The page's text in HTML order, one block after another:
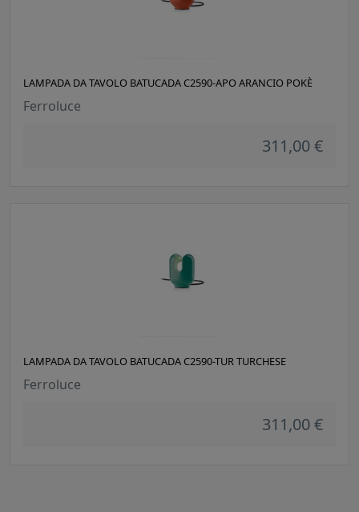
LAMPADA DA TAVOLO BATUCADA C2590-APO ARANCIO POKÈ
Ferroluce
311,00 €
LAMPADA DA TAVOLO BATUCADA C2590-TUR TURCHESE
Ferroluce
311,00 €